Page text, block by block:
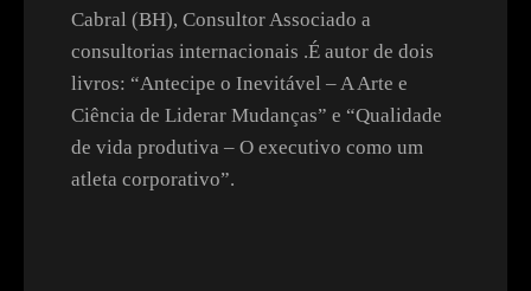
Cabral (BH), Consultor Associado a
consultorias internacionais .É autor de dois
livros: “Antecipe o Inevitável – A Arte e
Ciência de Liderar Mudanças” e “Qualidade
de vida produtiva – O executivo como um
atleta corporativo”.